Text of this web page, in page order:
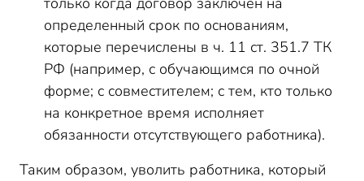
определенный срок по основаниям,
которые перечислены в ч. 11 ст. 351.7 ТК
РФ (например, с обучающимся по очной
форме; с совместителем; с тем, кто только
на конкретное время исполняет
обязанности отсутствующего работника).
Таким образом, уволить работника, который